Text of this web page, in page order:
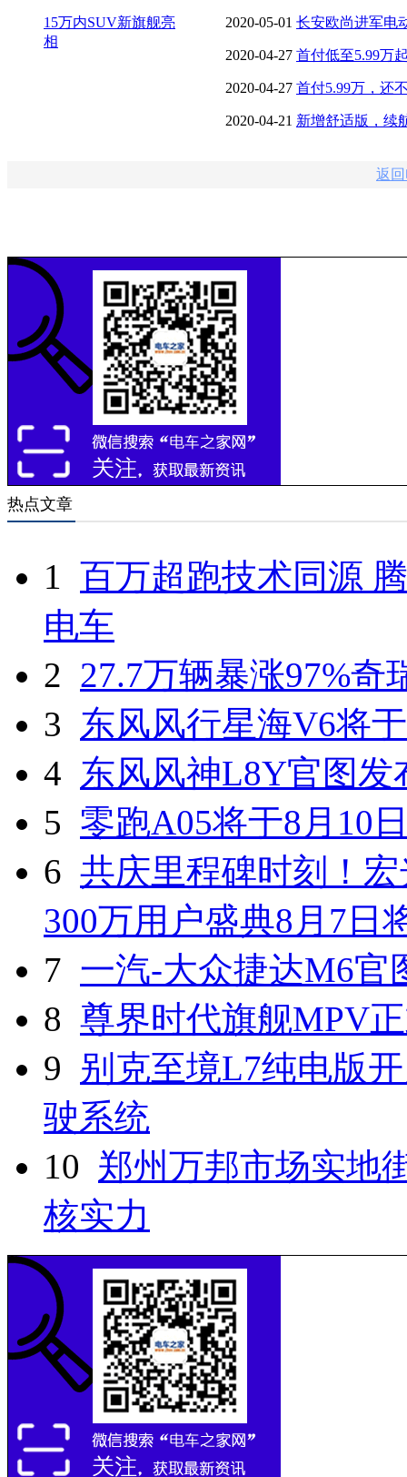
15万内SUV新旗舰亮
相
增长神话？
2020-05-01 长安欧尚进军电
增长神话？
2020-04-27 首付低至5.99万
刷脸时代
2020-04-27 首付5.99万，还
么买都划算！
2020-04-21 新增舒适版，续
返
热点文章
1 百万超跑技术同源
电车
2 27.7万辆暴涨97%奇
3 东风风行星海V6将
4 东风风神L8Y官图发
5 零跑A05将于8月10
6 共庆里程碑时刻！
300万用户盛典8月7日
7 一汽-大众捷达M6官
8 尊界时代旗舰MPV
9 别克至境L7纯电版
驶系统
10 郑州万邦市场实地
核实力